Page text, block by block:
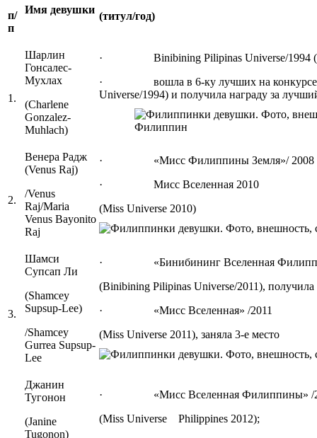
п/
п
Имя девушки
(титул/год)
1.
Шарлин
Гонсалес-
Мухлах
(Charlene
Gonzalez-
Muhlach)
· Binibining Pilipinas Universe/1994
· вошла в 6-ку лучших на конкурсе
Universe/1994) и получила награду за
2.
Венера Радж
(Venus Raj)
/Venus
Raj/Maria
Venus Bayonito
Raj
· «Мисс Филиппины Земля»/ 2008
· Мисс Вселенная 2010
(Miss Universe 2010)
3.
Шамси
Супсап Ли
(Shamcey
Supsup-Lee)
/Shamcey
Gurrea Supsup-
Lee
· «Бинибининг Вселенная
(Binibining Pilipinas Universe/2011),
· «Мисс Вселенная» /2011
(Miss Universe 2011), заняла 3-е место
Джанин
Тугонон
(Janine
Tugonon)
· «Мисс Вселенная Филиппины» /
(Miss Universe Philippines 2012);